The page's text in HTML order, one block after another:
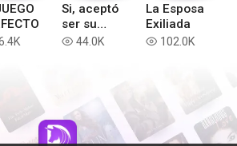
Si, aceptó
ser su
esposa
read 44.0K
La Esposa
Exiliada
read 102.0K